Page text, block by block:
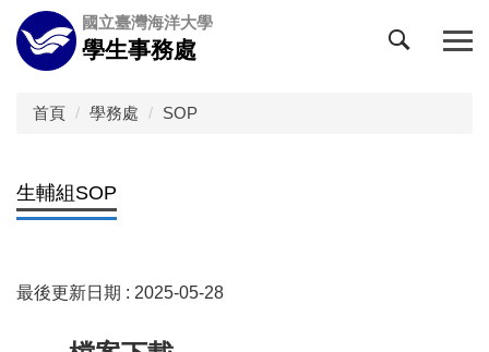
跳
到
主
國立臺灣海洋大學
學生事務處
首頁 學務處 SOP
生輔組SOP
最後更新日期 : 2025-05-28